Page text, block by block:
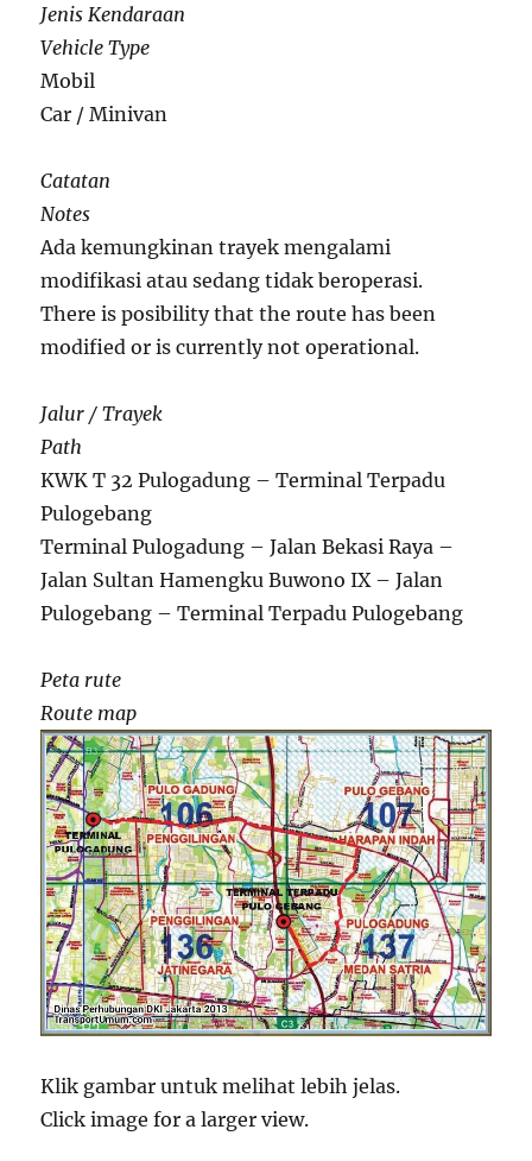
Jenis Kendaraan
Vehicle Type
Mobil
Car / Minivan
Catatan
Notes
Ada kemungkinan trayek mengalami
modifikasi atau sedang tidak beroperasi.
There is posibility that the route has been
modified or is currently not operational.
Jalur / Trayek
Path
KWK T 32 Pulogadung – Terminal Terpadu
Pulogebang
Terminal Pulogadung – Jalan Bekasi Raya –
Jalan Sultan Hamengku Buwono IX – Jalan
Pulogebang – Terminal Terpadu Pulogebang
Peta rute
Route map
Klik gambar untuk melihat lebih jelas.
Click image for a larger view.